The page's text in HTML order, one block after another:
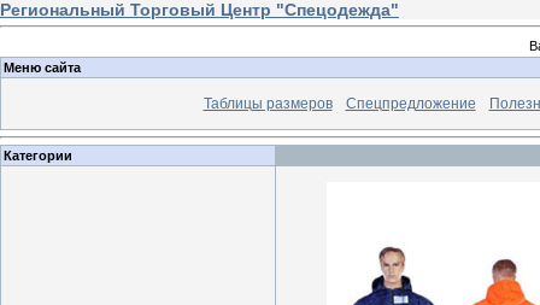
Региональный Торговый Центр "Спецодежда"
Меню сайта
Таблицы размеров Спецпредложение
Категории